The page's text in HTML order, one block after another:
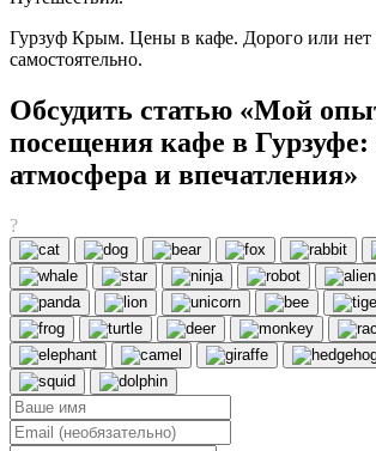
Гурзуф Крым. Цены в кафе. Дорого или нет
самостоятельно.
Обсудить статью «Мой
посещения кафе в
атмосфера и впечатления»
?